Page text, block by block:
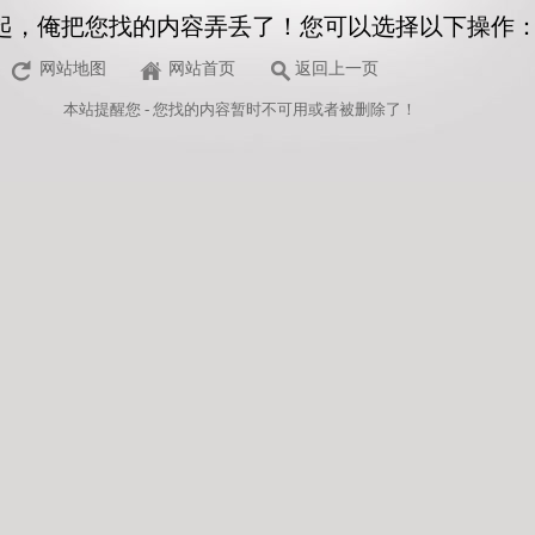
，俺把您找的内容弄丢了！您可以选择以下操作
网站地图 网站首页 返回上一页
本站提醒您 - 您找的内容暂时不可用或者被删除了！